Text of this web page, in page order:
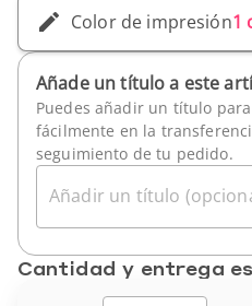
Color de impresión1
Añade un título a este
Puedes añadir un título
fácilmente en la
seguimiento de tu pedido.
Añadir un título
Cantidad y entrega